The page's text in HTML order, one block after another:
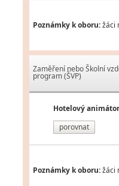
Poznámky k oboru:žáci
Zaměření nebo Školní
program (ŠVP)
Hotelový
porovnat
Poznámky k oboru:žáci